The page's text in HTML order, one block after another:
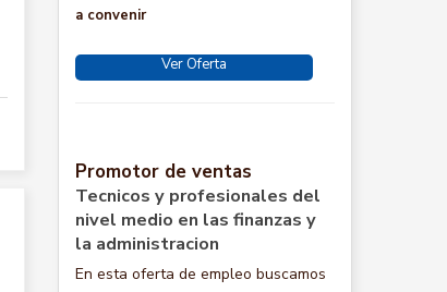
a convenir
Ver Oferta
Promotor de ventas
Tecnicos y profesionales del
nivel medio en las finanzas y
la administracion
En esta oferta de empleo buscamos